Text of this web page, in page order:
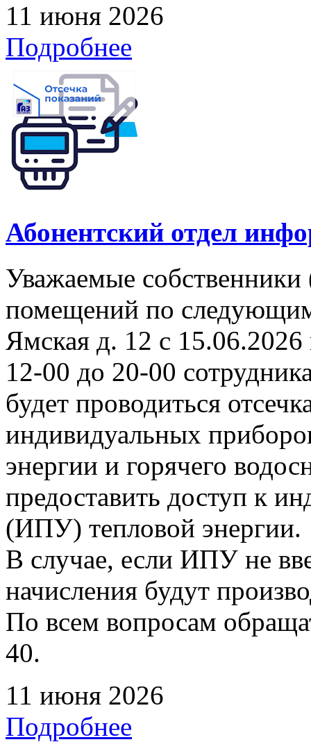
11 июня 2026
Подробнее
Абонентский отдел
Уважаемые
помещений по
Ямская д. 12 с
12-00 до 20-00
будет проводиться
индивидуальных
энергии и горячего
предоставить доступ к
(ИПУ) тепловой энергии.
В случае, если ИПУ не
начисления будут
По всем вопросам
40.
11 июня 2026
Подробнее